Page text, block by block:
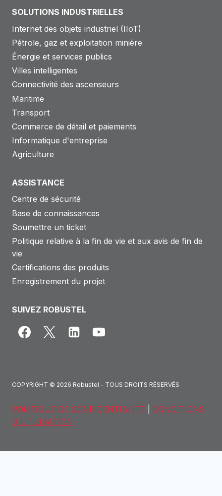
SOLUTIONS INDUSTRIELLES
Internet des objets industriel (IIoT)
Pétrole, gaz et exploitation minière
Énergie et services publics
Villes intelligentes
Connectivité des ascenseurs
Maritime
Transport
Commerce de détail et paiements
Informatique d'entreprise
Agriculture
ASSISTANCE
Centre de sécurité
Base de connaissances
Soumettre un ticket
Politique relative à la fin de vie et aux avis de fin de
vie
Certifications des produits
Enregistrement du projet
SUIVEZ ROBUSTEL
COPYRIGHT © 2026 Robustel - TOUS DROITS RÉSERVÉS
POLITIQUE DE CONFIDENTIALITÉ
CONDITIONS
D'UTILISATION